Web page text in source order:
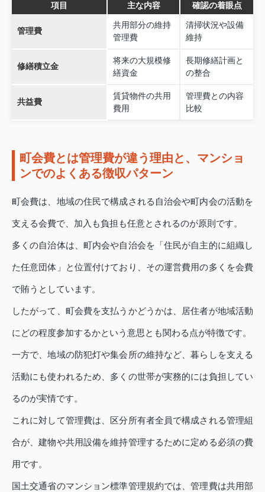
項目 主な内容 確認の着眼点
管理費
共用部分の維持
管理費
清掃状況や設備
維持
修繕積立金
将来の大規模修
繕資金
長期修繕計画と
の整合
共益費
賃貸物件の共用
費用
管理費との内容
比較
町会費とは管理費が違う理由と、マンショ
ンでのよくある徴収パターン
町会費は、地域の住民で構成される自治会や町内会の活動を
支える会費で、加入も負担も任意とされるのが原則です。
多くの自治体は、町内会や自治会を「住民が自主的に組織し
た任意団体」と位置付けており、その運営費用の多くを会費
で賄うとしています。
したがって、町会費を支払うかどうかは、居住者が地域活動
にどの程度参加するかという意思とも関わる点が特徴です。
一方で、地域の防犯灯や集会所の維持など、暮らしを支える
活動にも使われるため、多くの世帯が実務的には負担してい
るのが実情です。
これに対して管理費は、区分所有者全員で構成される管理組
合が、建物や共用設備を維持管理するために定める必須の費
用です。
国土交通省のマンション標準管理規約では、管理費は共用部